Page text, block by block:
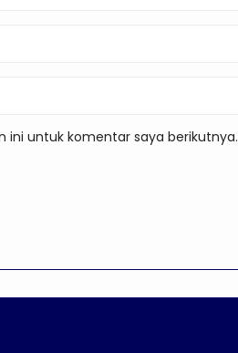
ini untuk komentar saya berikutnya.